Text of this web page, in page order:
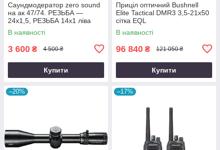
Саундмодератор zero sound
на ак 47/74. РЕЗЬБА —
24х1,5, РЕЗЬБА 14х1 ліва
В наявності
3 600 ₴ 4 500 ₴
Купити
Приціл оптичний Bushnell
Elite Tactical DMR3 3,5-21x50
сітка EQL
В наявності
96 840 ₴ 121 050 ₴
Купити
–20% –17%